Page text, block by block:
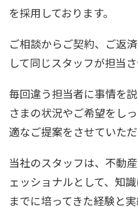
を採用しております。
ご相談からご契約、ご返
して同じスタッフが担当
毎回違う担当者に事情を
さまの状況やご希望をし
適なご提案をさせていただ
当社のスタッフは、不動
ェッショナルとして、知
までに培ってきた経験と